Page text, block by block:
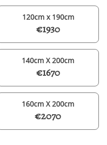
120cm x 190cm
€1930
140cm X 200cm
€1670
160cm X 200cm
€2070